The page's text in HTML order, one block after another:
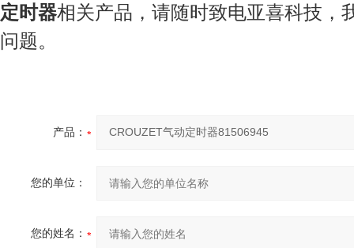
定时器相关产品，请随时致电亚喜科技，
问题。
产品：
您的单位：
您的姓名：